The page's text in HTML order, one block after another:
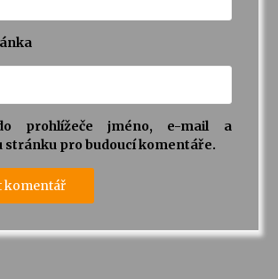
prohlížeče jméno, e-mail a
stránku pro budoucí komentáře.